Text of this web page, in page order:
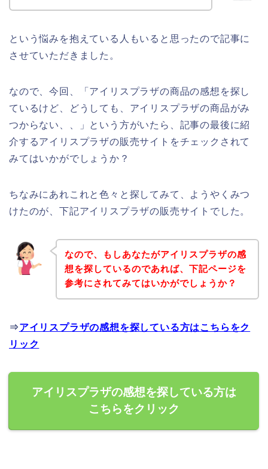
という悩みを抱えている人もいると思ったので記事に
させていただきました。
なので、今回、「アイリスプラザの商品の感想を探し
ているけど、どうしても、アイリスプラザの商品がみ
つからない、、」という方がいたら、記事の最後に紹
介するアイリスプラザの販売サイトをチェックされて
みてはいかがでしょうか？
ちなみにあれこれと色々と探してみて、ようやくみつ
けたのが、下記アイリスプラザの販売サイトでした。
なので、もしあなたがアイリスプラザの感
想を探しているのであれば、下記ページを
参考にされてみてはいかがでしょうか？
⇒アイリスプラザの感想を探している方はこちらをク
リック
アイリスプラザの感想を探している方は
こちらをクリック